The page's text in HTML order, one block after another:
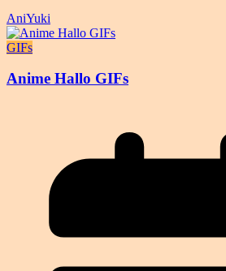
AniYuki
GIFs
Anime Hallo GIFs